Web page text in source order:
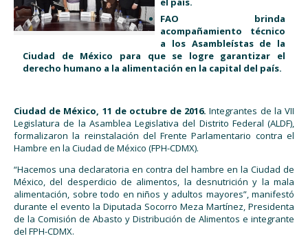
FAO brinda
acompañamiento técnico
a los Asambleístas de la
Ciudad de México para que se logre garantizar el
derecho humano a la alimentación en la capital del país.
Ciudad de México, 11 de octubre de 2016. Integrantes de la VII
Legislatura de la Asamblea Legislativa del Distrito Federal (ALDF),
formalizaron la reinstalación del Frente Parlamentario contra el
Hambre en la Ciudad de México (FPH-CDMX).
“Hacemos una declaratoria en contra del hambre en la Ciudad de
México, del desperdicio de alimentos, la desnutrición y la mala
alimentación, sobre todo en niños y adultos mayores”, manifestó
durante el evento la Diputada Socorro Meza Martínez, Presidenta
de la Comisión de Abasto y Distribución de Alimentos e integrante
del FPH-CDMX.